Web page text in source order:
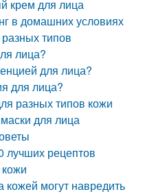
крем для лица
в домашних условиях
типов
лица?
для лица?
для лица?
разных типов кожи
для лица
рецептов
кожей могут навредить